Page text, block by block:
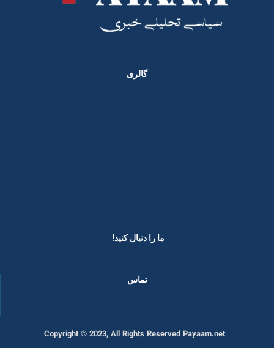
گالری
ما را دنبال کنید! ​
تماس
Copyright © 2023, All Rights Reserved Payaam.net